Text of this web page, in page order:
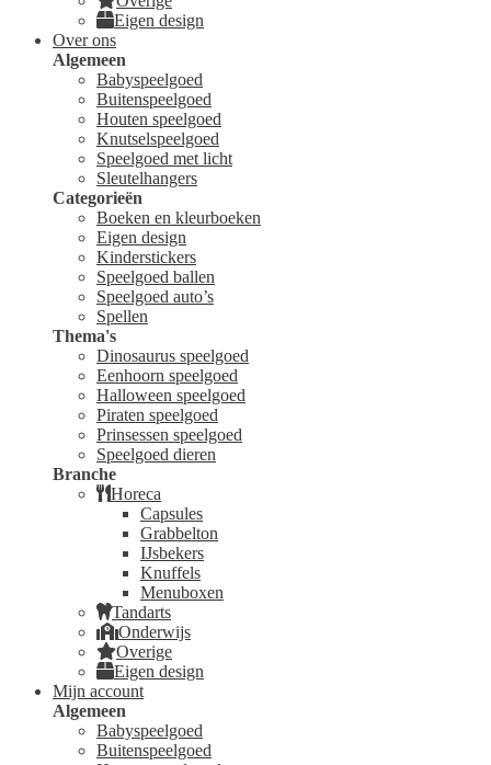
Eigen design
Over ons
Algemeen
Babyspeelgoed
Buitenspeelgoed
Houten speelgoed
Knutselspeelgoed
Speelgoed met licht
Sleutelhangers
Categorieën
Boeken en kleurboeken
Eigen design
Kinderstickers
Speelgoed ballen
Speelgoed auto’s
Spellen
Thema's
Dinosaurus speelgoed
Eenhoorn speelgoed
Halloween speelgoed
Piraten speelgoed
Prinsessen speelgoed
Speelgoed dieren
Branche
Horeca
Capsules
Grabbelton
IJsbekers
Knuffels
Menuboxen
Tandarts
Onderwijs
Overige
Eigen design
Mijn account
Algemeen
Babyspeelgoed
Buitenspeelgoed